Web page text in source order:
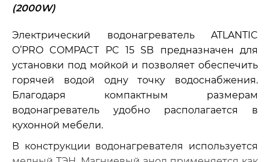
(2000W)
Электрический водонагреватель ATLANTIC
O’PRO COMPACT PC 15 SB предназначен для
установки под мойкой и позволяет обеспечить
горячей водой одну точку водоснабжения.
Благодаря компактным размерам
водонагреватель удобно располагается в
кухонной мебели.
В конструкции водонагревателя используется